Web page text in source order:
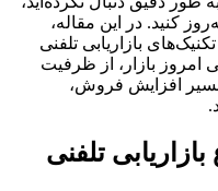
کنید. در این مقاله،
بازاریابی تلفنی
امروز بازار، از ظرفیت
مسیر افزایش فروش،
تلفنی